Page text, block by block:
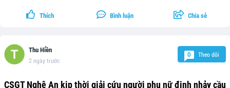
Thích Bình luận Chia sẻ
Thu Hiền
2 ngày trước
0 Theo dõi
CSGT Nghệ An kịp thời giải cứu người phụ nữ định nhảy cầu